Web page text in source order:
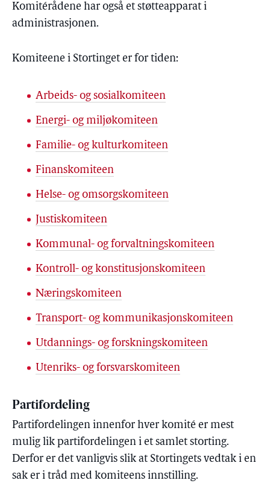
Komitérådene har også et støtteapparat i
administrasjonen.
Komiteene i Stortinget er for tiden:
Arbeids- og sosialkomiteen
Energi- og miljøkomiteen
Familie- og kulturkomiteen
Finanskomiteen
Helse- og omsorgskomiteen
Justiskomiteen
Kommunal- og forvaltningskomiteen
Kontroll- og konstitusjonskomiteen
Næringskomiteen
Transport- og kommunikasjonskomiteen
Utdannings- og forskningskomiteen
Utenriks- og forsvarskomiteen
Partifordeling
Partifordelingen innenfor hver komité er mest
mulig lik partifordelingen i et samlet storting.
Derfor er det vanligvis slik at Stortingets vedtak i en
sak er i tråd med komiteens innstilling.